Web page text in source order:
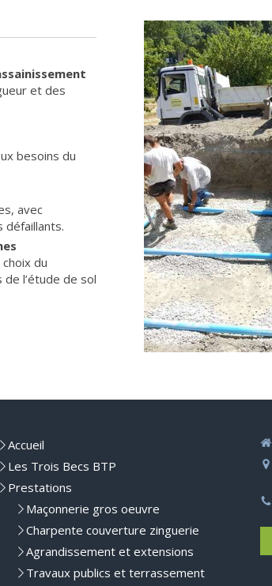
et des
besoins du
avec
défaillants.
du
l’étude de sol
Accueil
Les Trois Becs BTP
Prestations
Maçonnerie gros oeuvre
Charpente couverture zinguerie
Agrandissement et extensions
Travaux publics et terrassement